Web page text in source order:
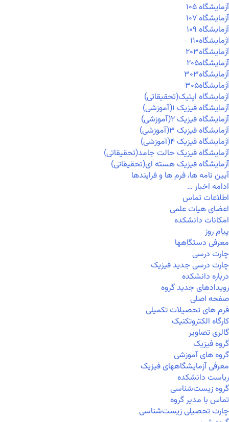
آزمايشگاه ۱۰۵
آزمايشگاه ۱۰۷
آزمايشگاه ۱۰۹
آزمايشگاه۱۱۰
آزمايشگاه۲۰۳
آزمايشگاه۲۰۵
آزمايشگاه۳۰۳
آزمايشگاه۳۰۵
آزمایشگاه اپتیک(تحقیقاتی)
آزمایشگاه فیزیک ۱(آموزشی)
آزمایشگاه فیزیک ۲(آموزشی)
آزمایشگاه فیزیک ۳(آموزشی)
آزمایشگاه فیزیک ۴(آموزشی)
آزمایشگاه فیزیک حالت جامد(تحقیقاتی)
آزمایشگاه فیزیک هسته ای(تحقیقاتی)
آیین نامه ها، فرم ها و فرایندها
ادامه اخبار …
اطلاعات تماس
اعضای هیات علمی
امکانات دانشکده
پیام روز
معرفی دستگاهها
چارت درسی
چارت درسی جدید فیزیک
درباره دانشکده
رویدادهای جدید گروه
صفحه اصلی
فرم های تحصیلات تکمیلی
کارگاه الکتروتکنیک
گالری تصاویر
گروه فیزیک
گروه های آموزشی
معرفی آزمایشگاههای فیزیک
ریاست دانشکده
گروه زیست‌شناسی
تماس با مدیر گروه
چارت تحصیلی زیست‌شناسی